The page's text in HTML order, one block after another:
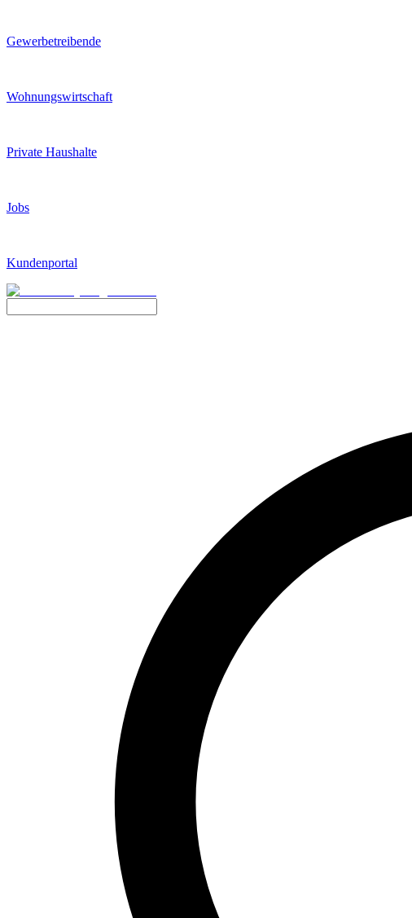
Gewerbetreibende
Wohnungswirtschaft
Private Haushalte
Jobs
Kundenportal